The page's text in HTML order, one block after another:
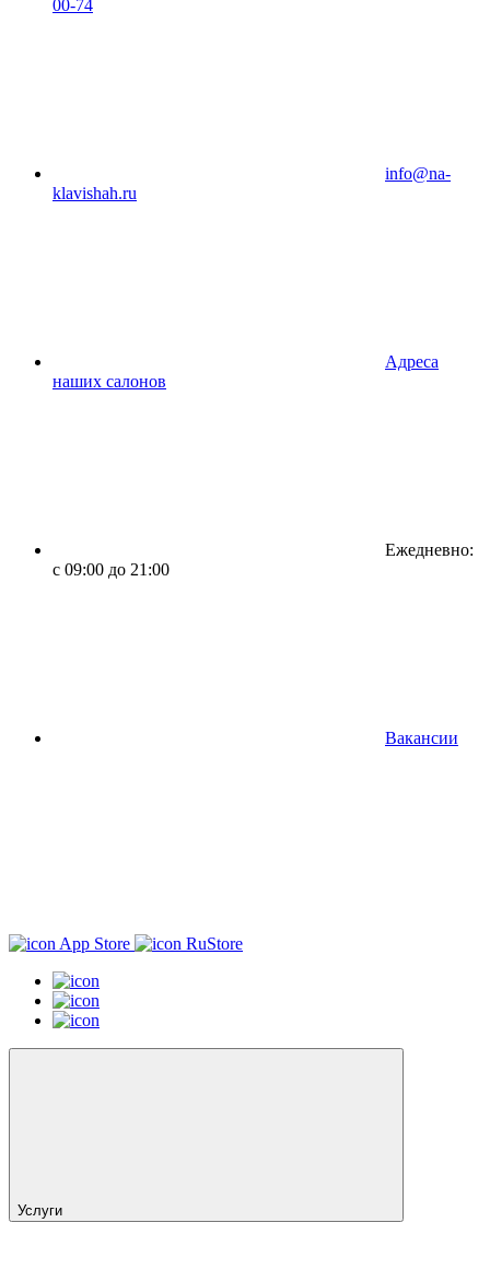
00-74
info@na-
klavishah.ru
Адреса
наших салонов
Ежедневно:
с 09:00 до 21:00
Вакансии
App Store RuStore
Услуги